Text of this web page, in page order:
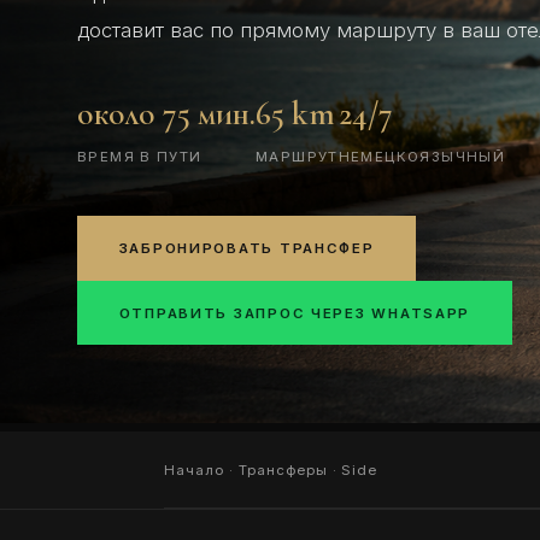
доставит вас по прямому маршруту в ваш
около 75 мин.
ВРЕМЯ В ПУТИ
65 km
МАРШРУТ
24/7
НЕМЕЦКОЯЗЫЧНЫЙ
ЗАБРОНИРОВАТЬ ТРАНСФЕР
ОТПРАВИТЬ ЗАПРОС ЧЕРЕЗ WHATSAPP
Начало ·Трансферы · Side